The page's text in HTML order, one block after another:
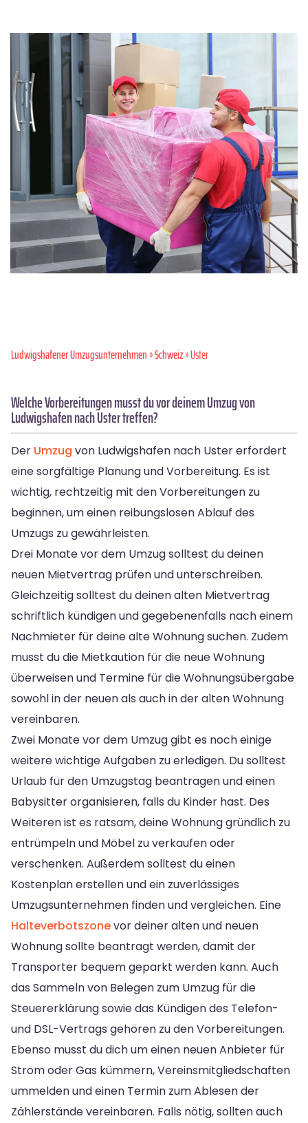
Ludwigshafener Umzugsunternehmen»Schweiz» Uster
Welche Vorbereitungen musst du vor deinem Umzug von
Ludwigshafen nach Uster treffen?
Der Umzug von Ludwigshafen nach Uster erfordert
eine sorgfältige Planung und Vorbereitung. Es ist
wichtig, rechtzeitig mit den Vorbereitungen zu
beginnen, um einen reibungslosen Ablauf des
Umzugs zu gewährleisten.
Drei Monate vor dem Umzug solltest du deinen
neuen Mietvertrag prüfen und unterschreiben.
Gleichzeitig solltest du deinen alten Mietvertrag
schriftlich kündigen und gegebenenfalls nach einem
Nachmieter für deine alte Wohnung suchen. Zudem
musst du die Mietkaution für die neue Wohnung
überweisen und Termine für die Wohnungsübergabe
sowohl in der neuen als auch in der alten Wohnung
vereinbaren.
Zwei Monate vor dem Umzug gibt es noch einige
weitere wichtige Aufgaben zu erledigen. Du solltest
Urlaub für den Umzugstag beantragen und einen
Babysitter organisieren, falls du Kinder hast. Des
Weiteren ist es ratsam, deine Wohnung gründlich zu
entrümpeln und Möbel zu verkaufen oder
verschenken. Außerdem solltest du einen
Kostenplan erstellen und ein zuverlässiges
Umzugsunternehmen finden und vergleichen. Eine
Halteverbotszonevor deiner alten und neuen
Wohnung sollte beantragt werden, damit der
Transporter bequem geparkt werden kann. Auch
das Sammeln von Belegen zum Umzug für die
Steuererklärung sowie das Kündigen des Telefon-
und DSL-Vertrags gehören zu den Vorbereitungen.
Ebenso musst du dich um einen neuen Anbieter für
Strom oder Gas kümmern, Vereinsmitgliedschaften
ummelden und einen Termin zum Ablesen der
Zählerstände vereinbaren. Falls nötig, sollten auch